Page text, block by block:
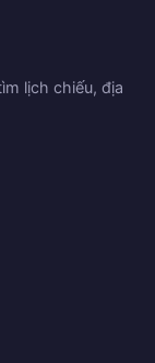
lịch chiếu, địa